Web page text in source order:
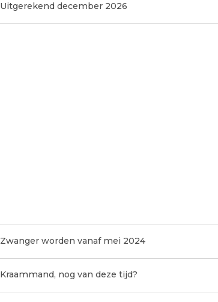
Uitgerekend december 2026
Zwanger worden vanaf mei 2024
Kraammand, nog van deze tijd?